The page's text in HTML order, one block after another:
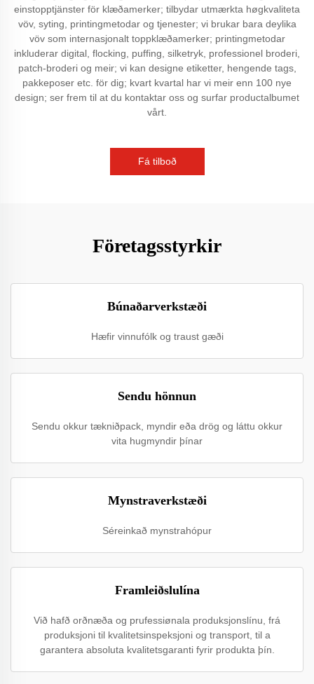
einstopptjänster för klæðamerker; tilbydar utmærkta høgkvaliteta
vöv, syting, printingmetodar og tjenester; vi brukar bara deylika
vöv som internasjonalt toppklæðamerker; printingmetodar
inkluderar digital, flocking, puffing, silketryk, professionel broderi,
patch-broderi og meir; vi kan designe etiketter, hengende tags,
pakkeposer etc. för dig; kvart kvartal har vi meir enn 100 nye
design; ser frem til at du kontaktar oss og surfar productalbumet
vårt.
Fá tilboð
Företagsstyrkir
Búnaðarverkstæði
Hæfir vinnufólk og traust gæði
Sendu hönnun
Sendu okkur tækniðpack, myndir eða drög og láttu okkur
vita hugmyndir þínar
Mynstraverkstæði
Séreinkað mynstrahópur
Framleiðslulína
Við hafð orðnæða og prufessiønala produksjonslínu, frá
produksjoni til kvalitetsinspeksjoni og transport, til a
garantera absoluta kvalitetsgaranti fyrir produkta þín.